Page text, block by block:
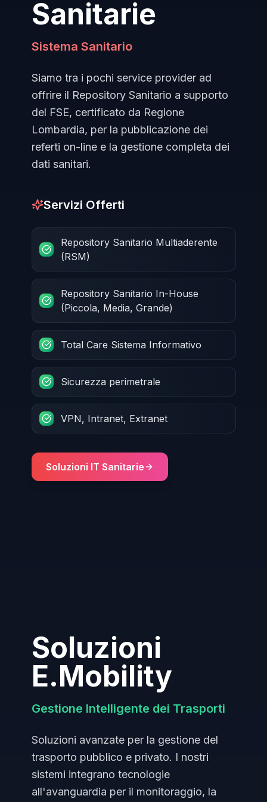
Sanitarie
Sistema Sanitario
Siamo tra i pochi service provider ad
offrire il Repository Sanitario a supporto
del FSE, certificato da Regione
Lombardia, per la pubblicazione dei
referti on-line e la gestione completa dei
dati sanitari.
Servizi Offerti
Repository Sanitario Multiaderente
(RSM)
Repository Sanitario In-House
(Piccola, Media, Grande)
Total Care Sistema Informativo
Sicurezza perimetrale
VPN, Intranet, Extranet
Soluzioni IT Sanitarie
Soluzioni
E.Mobility
Gestione Intelligente dei Trasporti
Soluzioni avanzate per la gestione del
trasporto pubblico e privato. I nostri
sistemi integrano tecnologie
all'avanguardia per il monitoraggio, la